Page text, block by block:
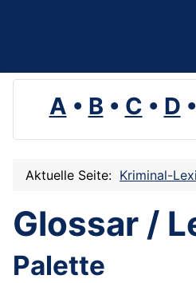
A • B • C • D •
Aktuelle Seite: Kriminal-
Glossar /
Palette